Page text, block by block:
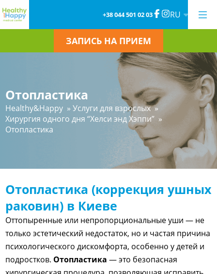
+38 044 501 02 03 RU
ЗАПИСЬ НА ПРИЕМ
Отопластика
Healthy&Happy » Услуги для взрослых »
Хирургия одного дня “Хелси энд Хэппи” »
Отопластика
Отопластика (коррекция ушных
раковин) в Киеве
Оттопыренные или непропорциональные уши — не
только эстетический недостаток, но и частая причина
психологического дискомфорта, особенно у детей и
подростков. Отопластика — это безопасная